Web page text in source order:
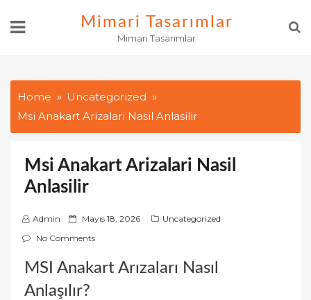
Mimari Tasarımlar
Mimari Tasarımlar
Home
Uncategorized
Msi Anakart Arizalari Nasil Anlasilir
Msi Anakart Arizalari Nasil
Anlasilir
Admin
P
o
t
Mayıs 18, 2026
Uncategorized
No Comments
MSI Anakart Arızaları Nasıl
Anlaşılır?